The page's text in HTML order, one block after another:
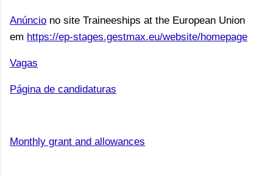
Anúncio no site Traineeships at the European Union
em https://ep-stages.gestmax.eu/website/homepage
Vagas
Página de candidaturas
Monthly grant and allowances